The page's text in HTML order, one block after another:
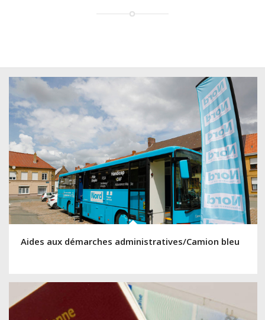
Aides aux démarches administratives/Camion bleu